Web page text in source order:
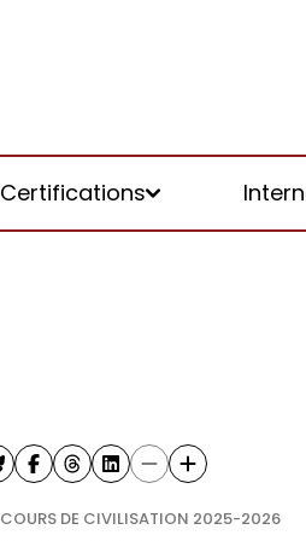
Certifications
COURS DE CIVILISATION 2025-2026